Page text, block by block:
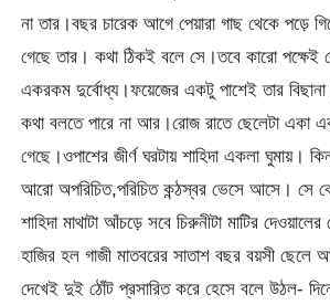
না তার।বছর চারেক আগে পেয়ারা গাছ থেকে পড়ে
গেছে তার। কথা ঠিকই বলে সে।তবে কারো পক্ষেই
একরকম দুর্বোধ্য।ফয়েজের একটু পাশেই তার
কথা বলতে পারে না আর।রোজ রাতে ছেলেটা একা
গেছে।ওপাশের জীর্ণ ঘরটায় শাহিদা একলা ঘুমায়।
আরো অপরিচিত,পরিচিত কন্ঠস্বর ভেসে আসে। সে
শাহিদা মাথাটা আঁচড়ে সবে চিরুনীটা মাটির
হাজির হল গাজী মাতবরের সাতাশ বছর বয়সী ছেলে
দেখেই দুই ঠোঁট প্রসারিত করে হেসে বলে উঠল-